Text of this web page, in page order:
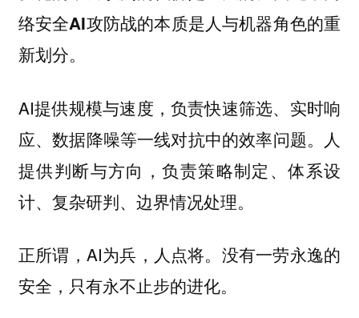
络安全AI攻防战的本质是人与机器角色的重
新划分。
AI提供规模与速度，负责快速筛选、实时响
应、数据降噪等一线对抗中的效率问题。人
提供判断与方向，负责策略制定、体系设
计、复杂研判、边界情况处理。
正所谓，AI为兵，人点将。没有一劳永逸的
安全，只有永不止步的进化。